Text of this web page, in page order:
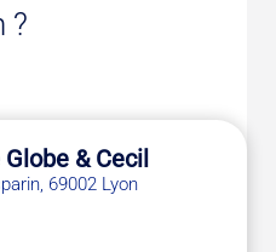
?
& Cecil
69002 Lyon